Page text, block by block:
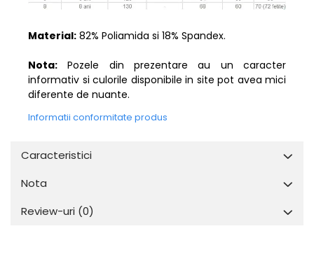
Material: 82% Poliamida si 18% Spandex.
Nota: Pozele din prezentare au un caracter
informativ si culorile disponibile in site pot avea mici
diferente de nuante.
Informatii conformitate produs
Caracteristici
Nota
Review-uri (0)